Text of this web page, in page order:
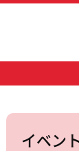
イベント